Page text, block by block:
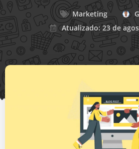
Marketing
Atualizado: 23 de